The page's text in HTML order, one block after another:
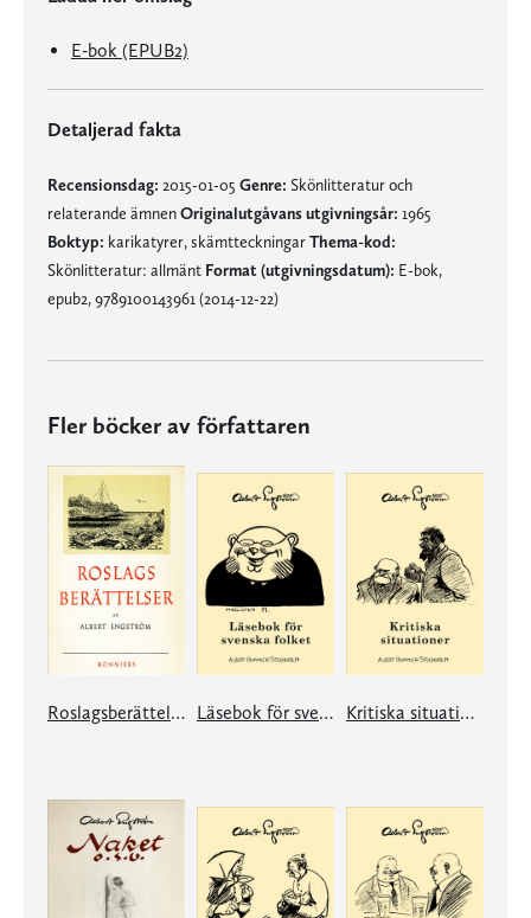
E-bok (EPUB2)
Detaljerad fakta
Recensionsdag: 2015-01-05 Genre: Skönlitteratur och
relaterande ämnenOriginalutgåvans utgivningsår: 1965
Boktyp: karikatyrer, skämtteckningarThema-kod:
Skönlitteratur: allmänt Format (utgivningsdatum): E-bok,
epub2, 9789100143961 (2014-12-22)
Fler böcker av författaren
Roslagsberättelser Läsebok för svenska folket Kritiska situationer